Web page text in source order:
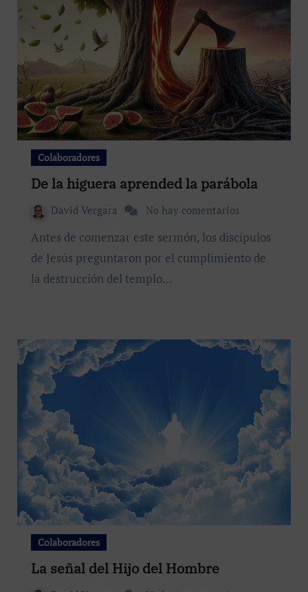
Colaboradores
De la higuera aprended la parábola
David Vergara No hay comentarios
Antes de comenzar este sermón, los discípulos
de Jesús preguntaron por el cumplimiento de
la destrucción del templo…
Colaboradores
La señal del Hijo del Hombre